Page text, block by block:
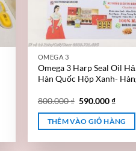
OMEGA 3
Omega 3 Harp Seal Oil
Hàn Quốc Hộp Xanh-
800.000₫ 590.000₫
THÊM VÀO GIỎ HÀNG